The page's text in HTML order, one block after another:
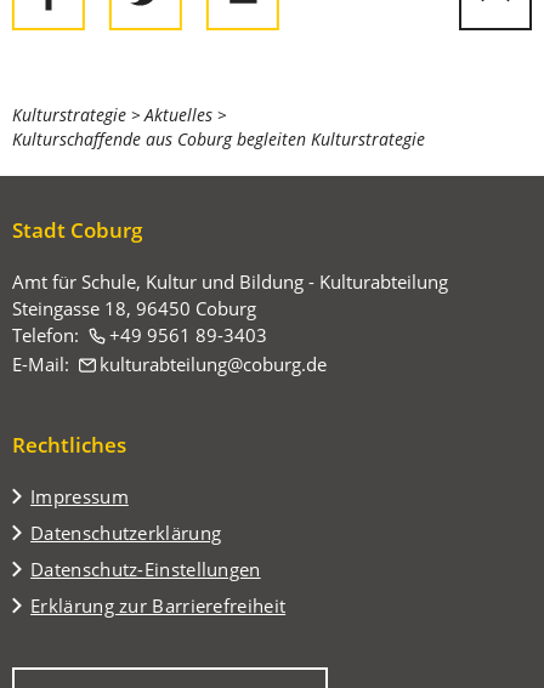
Sie
befinden
hier:
Kulturstrategie
Aktuelles
Kulturschaffende aus Coburg begleiten Kulturstrategie
Stadt Coburg
Amt für Schule, Kultur und Bildung - Kulturabteilung
Steingasse 18, 96450 Coburg
Telefon:
+49 9561 89-3403
E-Mail:
kulturabteilung coburg de
Rechtliches
Impressum
Datenschutzerklärung
Datenschutz-Einstellungen
Erklärung zur Barrierefreiheit